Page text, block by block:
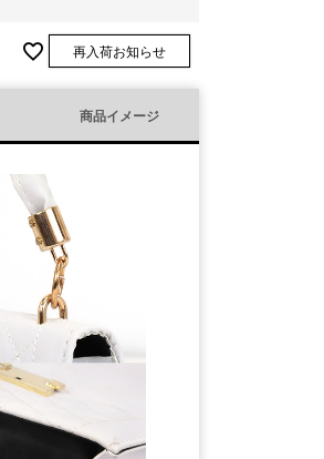
再入荷お知らせ
商品イメージ